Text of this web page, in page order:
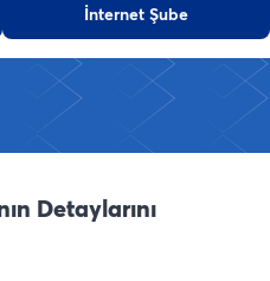
İnternet Şube
Detaylarını